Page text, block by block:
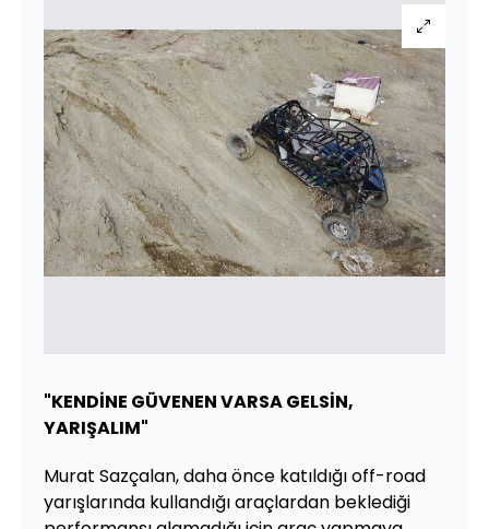
"KENDİNE GÜVENEN VARSA GELSİN,
YARIŞALIM"
Murat Sazçalan, daha önce katıldığı off-road
yarışlarında kullandığı araçlardan beklediği